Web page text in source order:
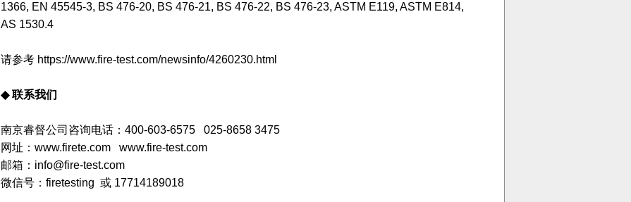
1366, EN 45545-3, BS 476-20, BS 476-21, BS 476-22, BS 476-23, ASTM E119, ASTM E814,
AS 1530.4
请参考 https://www.fire-test.com/newsinfo/4260230.html
◆ 联系我们
南京睿督公司咨询电话：400-603-6575 025-8658 3475
网址： www.firete.com
www.fire-test.com
邮箱：info@fire-test.com
微信号：firetesting 或 17714189018